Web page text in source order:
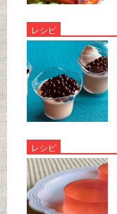
レシピ
レシピ